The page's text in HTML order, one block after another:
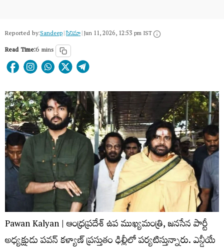
Reported by:Sandeep|సినిమా|Jun 11, 2026, 12:53 pm IST
Read Time:6 mins
Pawan Kalyan | ఆంధ్రప్రదేశ్ ఉప ముఖ్యమంత్రి, జనసేన పార్టీ
అధ్యక్షుడు పవన్ కళ్యాణ్ ప్రస్తుతం ఢిల్లీలో పర్యటిస్తున్నారు. ఎన్డీయే